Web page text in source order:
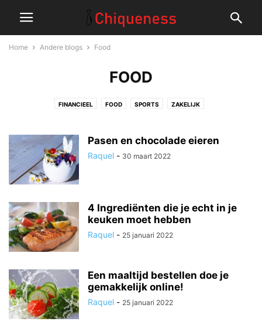
Home Andere blogs Food
FOOD
FINANCIEEL FOOD SPORTS ZAKELIJK
Pasen en chocolade eieren
Raquel - 30 maart 2022
4 Ingrediënten die je echt in je
keuken moet hebben
Raquel - 25 januari 2022
Een maaltijd bestellen doe je
gemakkelijk online!
Raquel - 25 januari 2022